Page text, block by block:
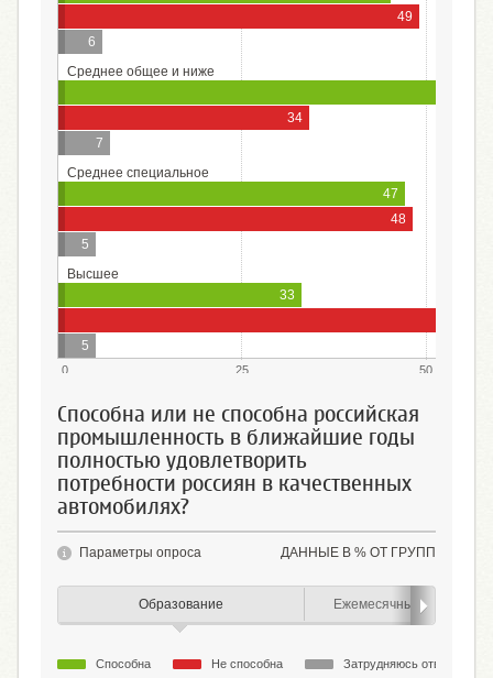
49
6
Среднее общее и ниже
34
7
Среднее специальное
47
48
5
Высшее
33
5
0 25 50
Способна или не способна российская
промышленность в ближайшие годы
полностью удовлетворить
потребности россиян в качественных
автомобилях?
ДАННЫЕ В % ОТ ГРУПП
Параметры опроса
Образование Ежемесячный доход
Способна Не способна Затрудняюсь ответить